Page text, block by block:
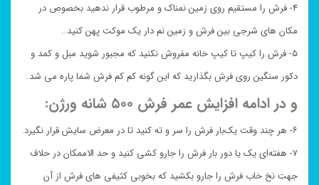
۴- فرش را مستقیم روی زمین نمناک و مرطوب قرار ندهید بخصوص در
مکان های شرجی بین فرش و زمین نم دار یک موکت پهن کنید..
۵- فرش را کیپ تا کیپ خانه مفروش نکنید که مجبور شوید مبل و کمد و
دکور سنگین روی فرش بگذارید که این گونه کم کم فرش شما پاره می شد.
و در ادامه افزایش عمر فرش ۵۰۰ شانه ورژن:
۶- هر چند وقت یک‌بار فرش را سر و ته کنید تا در معرض سایش قرار نگیرد.
۷- هفته‌ای یک یا دور بار فرش را جارو کشی کنید و حد الاممکان در حلاف
جهت نخ خاب فرش را جارو بکشید که بخوبی کثیفی های فرش از آن